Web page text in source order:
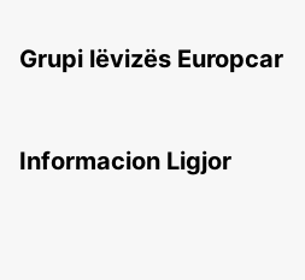
Grupi lëvizës Europcar
Informacion Ligjor